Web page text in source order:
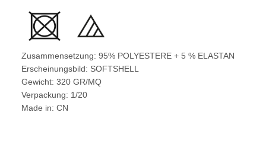
Zusammensetzung: 95% POLYESTERE + 5 % ELASTAN
Erscheinungsbild: SOFTSHELL
Gewicht: 320 GR/MQ
Verpackung: 1/20
Made in: CN